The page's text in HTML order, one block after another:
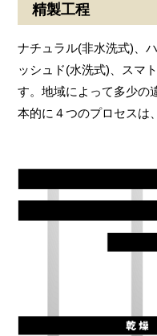
精製工程
ナチュラル(非水洗式)、
ッシュド(水洗式)、スマ
す。地域によって多少の
本的に４つのプロセスは